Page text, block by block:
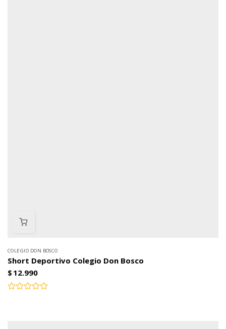
COLEGIO DON BOSCO
Short Deportivo Colegio Don Bosco
$ 12.990